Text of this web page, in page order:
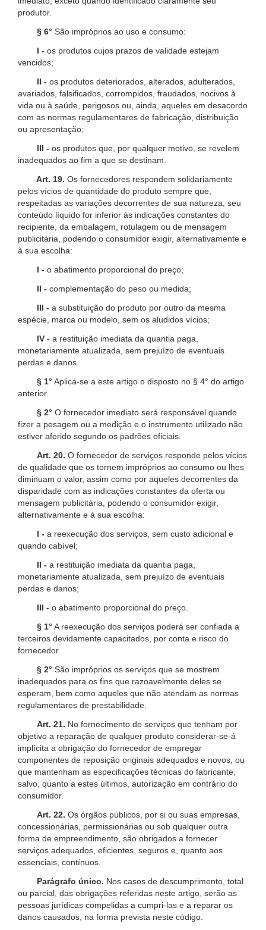
produtor.
§ 6° São impróprios ao uso e consumo:
I - os produtos cujos prazos de validade estejam
vencidos;
II - os produtos deteriorados, alterados, adulterados,
avariados, falsificados, corrompidos, fraudados, nocivos à
vida ou à saúde, perigosos ou, ainda, aqueles em desacordo
com as normas regulamentares de fabricação, distribuição
ou apresentação;
III - os produtos que, por qualquer motivo, se revelem
inadequados ao fim a que se destinam.
Art. 19. Os fornecedores respondem solidariamente
pelos vícios de quantidade do produto sempre que,
respeitadas as variações decorrentes de sua natureza, seu
conteúdo líquido for inferior às indicações constantes do
recipiente, da embalagem, rotulagem ou de mensagem
publicitária, podendo o consumidor exigir, alternativamente e
à sua escolha:
I - o abatimento proporcional do preço;
II - complementação do peso ou medida;
III - a substituição do produto por outro da mesma
espécie, marca ou modelo, sem os aludidos vícios;
IV - a restituição imediata da quantia paga,
monetariamente atualizada, sem prejuízo de eventuais
perdas e danos.
§ 1° Aplica-se a este artigo o disposto no § 4° do artigo
anterior.
§ 2° O fornecedor imediato será responsável quando
fizer a pesagem ou a medição e o instrumento utilizado não
estiver aferido segundo os padrões oficiais.
Art. 20. O fornecedor de serviços responde pelos vícios
de qualidade que os tornem impróprios ao consumo ou lhes
diminuam o valor, assim como por aqueles decorrentes da
disparidade com as indicações constantes da oferta ou
mensagem publicitária, podendo o consumidor exigir,
alternativamente e à sua escolha:
I - a reexecução dos serviços, sem custo adicional e
quando cabível;
II - a restituição imediata da quantia paga,
monetariamente atualizada, sem prejuízo de eventuais
perdas e danos;
III - o abatimento proporcional do preço.
§ 1° A reexecução dos serviços poderá ser confiada a
terceiros devidamente capacitados, por conta e risco do
fornecedor.
§ 2° São impróprios os serviços que se mostrem
inadequados para os fins que razoavelmente deles se
esperam, bem como aqueles que não atendam as normas
regulamentares de prestabilidade.
Art. 21. No fornecimento de serviços que tenham por
objetivo a reparação de qualquer produto considerar-se-á
implícita a obrigação do fornecedor de empregar
componentes de reposição originais adequados e novos, ou
que mantenham as especificações técnicas do fabricante,
salvo, quanto a estes últimos, autorização em contrário do
consumidor.
Art. 22. Os órgãos públicos, por si ou suas empresas,
concessionárias, permissionárias ou sob qualquer outra
forma de empreendimento, são obrigados a fornecer
serviços adequados, eficientes, seguros e, quanto aos
essenciais, contínuos.
Parágrafo único. Nos casos de descumprimento, total
ou parcial, das obrigações referidas neste artigo, serão as
pessoas jurídicas compelidas a cumpri-las e a reparar os
danos causados, na forma prevista neste código.